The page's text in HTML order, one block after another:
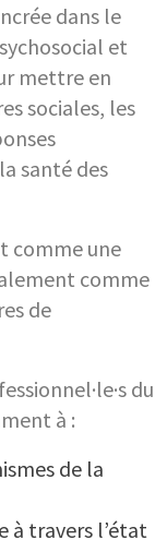
dans le
et
mettre en
sociales, les
santé des
comme une
comme
de
du
à :
de la
à travers l’état